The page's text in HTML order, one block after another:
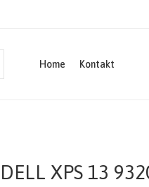
Home Kontakt
DELL XPS 13